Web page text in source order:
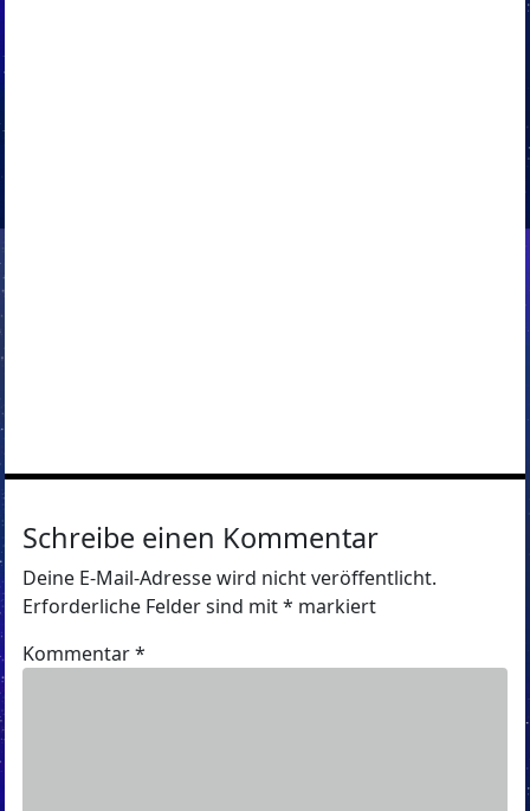
Schreibe einen Kommentar
Deine E-Mail-Adresse wird nicht veröffentlicht.
Erforderliche Felder sind mit* markiert
Kommentar*